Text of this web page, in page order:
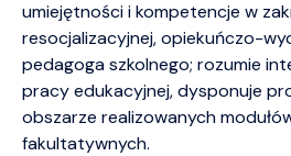
umiejętności i kompetencje w
resocjalizacyjnej, opiekuńczo-
pedagoga szkolnego; rozumie
pracy edukacyjnej, dysponuje
obszarze realizowanych
fakultatywnych.